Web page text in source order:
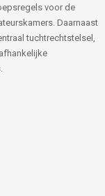
voor de
Daarnaast
tuchtrechtstelsel,